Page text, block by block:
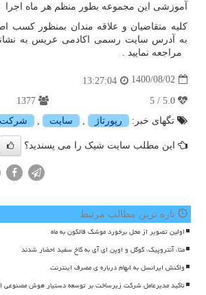
آموزشی این مجموعه بطور منظم هر ماه
کلیه متقاضیان و علاقه مندان بمنظور کسب
به آدرس سایت رسمی اکادمی عریس به
مراجعه نمایید .
1400/08/02
13:27:04
تگهای خبر:
رپورتاژ سایت شركت
این مطلب سایت شیک را می پسندید؟
تازه ترین مطالب مرتبط
اولین تصویر از محل برخورد موشک فالکون به ماه
متا، آنتروپیک، گوگل و اوپن ای آی به کاخ سفید احضار شدند
واکنش ایرانسل به ابهام درباره ی مصرف اینترنت
تاکید مدیرعامل شرکت زیرساخت بر توسعه دستیار هوش مصنوعی